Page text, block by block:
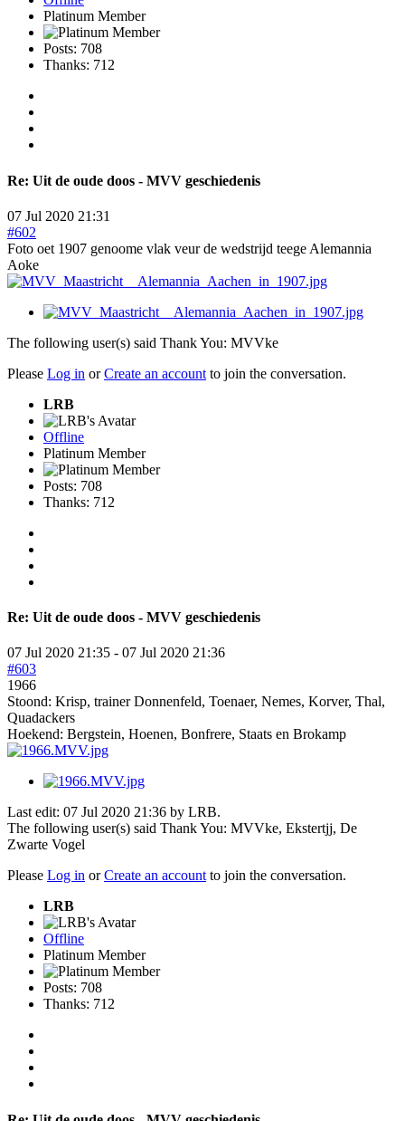
Platinum Member
Posts: 708
Thanks: 712
Re: Uit de oude doos - MVV geschiedenis
07 Jul 2020 21:31
#602
Foto oet 1907 genoome vlak veur de wedstrijd teege Alemannia
Aoke
The following user(s) said Thank You: MVVke
Please Log in orCreate an account to join the conversation.
LRB
Offline
Platinum Member
Posts: 708
Thanks: 712
Re: Uit de oude doos - MVV geschiedenis
07 Jul 2020 21:35 - 07 Jul 2020 21:36
#603
1966
Stoond: Krisp, trainer Donnenfeld, Toenaer, Nemes, Korver, Thal,
Quadackers
Hoekend: Bergstein, Hoenen, Bonfrere, Staats en Brokamp
Last edit: 07 Jul 2020 21:36 by LRB.
The following user(s) said Thank You: MVVke, Ekstertjj, De
Zwarte Vogel
Please Log in orCreate an accountto join the conversation.
LRB
Offline
Platinum Member
Posts: 708
Thanks: 712